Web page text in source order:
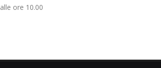
ore 10.00